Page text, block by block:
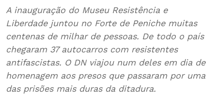
A inauguração do Museu Resistência e
Liberdade juntou no Forte de Peniche muitas
centenas de milhar de pessoas. De todo o país
chegaram 37 autocarros com resistentes
antifascistas. O DN viajou num deles em dia de
homenagem aos presos que passaram por uma
das prisões mais duras da ditadura.